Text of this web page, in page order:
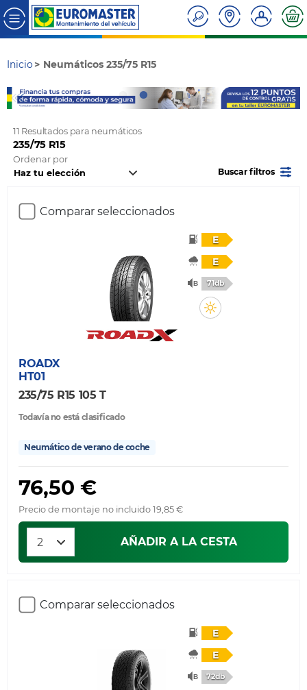
Inicio Neumáticos 235/75 R15
11 Resultados para neumáticos
235/75 R15
Ordenar por
Buscar filtros
Comparar seleccionados
E
E
71db
ROADX
HT01
235/75 R15 105 T
Todavía no está clasificado
Neumático de verano de coche
76,50 €
Precio de montaje no incluido 19,85 €
AÑADIR A LA CESTA
Comparar seleccionados
E
E
72db